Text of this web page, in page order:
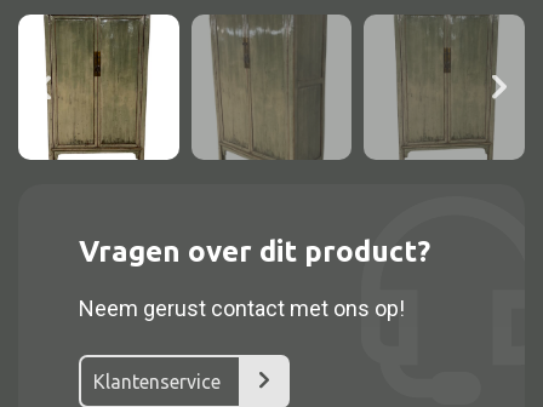
Boekenkast
Dressoir
Nachtkast
Kast overige
Comode
Vragen over dit product?
Neem gerust contact met ons op!
Klantenservice